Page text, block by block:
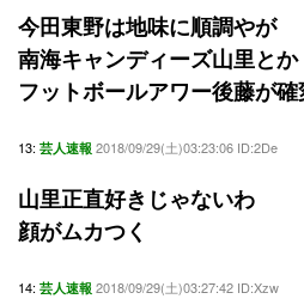
今田東野は地味に順調やが
南海キャンディーズ山里とか
フットボールアワー後藤が
13: 芸人速報 2018/09/29(土)03:23:06 ID:2De
山里正直好きじゃないわ
顔がムカつく
14: 芸人速報 2018/09/29(土)03:27:42 ID:Xzw